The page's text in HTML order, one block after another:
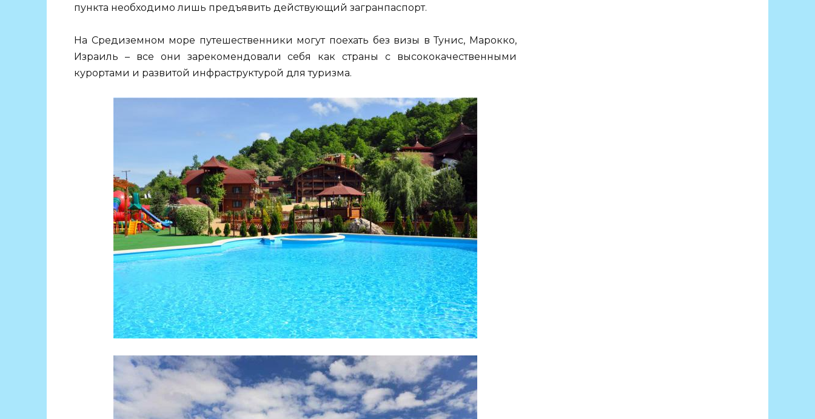
пункта необходимо лишь предъявить действующий загранпаспорт.
На Средиземном море путешественники могут поехать без визы в Тунис, Марокко,
Израиль – все они зарекомендовали себя как страны с высококачественными
курортами и развитой инфраструктурой для туризма.